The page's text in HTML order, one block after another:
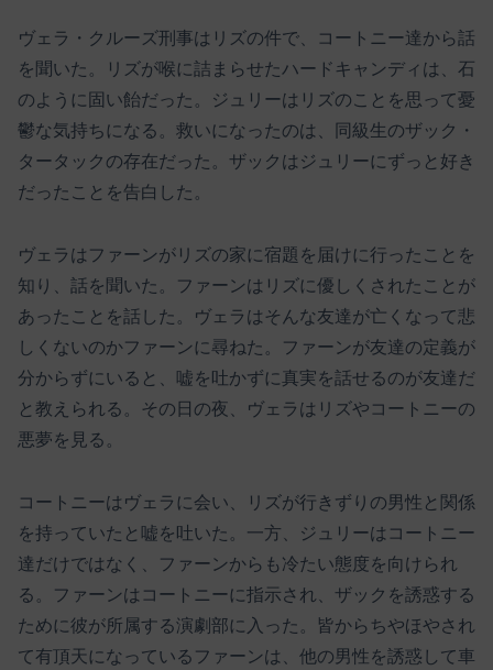
ヴェラ・クルーズ刑事はリズの件で、コートニー達から話
を聞いた。リズが喉に詰まらせたハードキャンディは、石
のように固い飴だった。ジュリーはリズのことを思って憂
鬱な気持ちになる。救いになったのは、同級生のザック・
タータックの存在だった。ザックはジュリーにずっと好き
だったことを告白した。
ヴェラはファーンがリズの家に宿題を届けに行ったことを
知り、話を聞いた。ファーンはリズに優しくされたことが
あったことを話した。ヴェラはそんな友達が亡くなって悲
しくないのかファーンに尋ねた。ファーンが友達の定義が
分からずにいると、嘘を吐かずに真実を話せるのが友達だ
と教えられる。その日の夜、ヴェラはリズやコートニーの
悪夢を見る。
コートニーはヴェラに会い、リズが行きずりの男性と関係
を持っていたと嘘を吐いた。一方、ジュリーはコートニー
達だけではなく、ファーンからも冷たい態度を向けられ
る。ファーンはコートニーに指示され、ザックを誘惑する
ために彼が所属する演劇部に入った。皆からちやほやされ
て有頂天になっているファーンは、他の男性を誘惑して車